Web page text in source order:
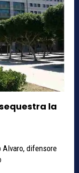
la
difensore